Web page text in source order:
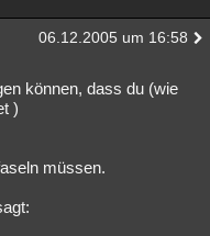
06.12.2005 um 16:58
können, dass du (wie
)
müssen.